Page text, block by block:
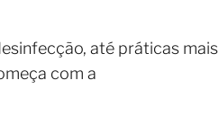
até práticas mais
com a